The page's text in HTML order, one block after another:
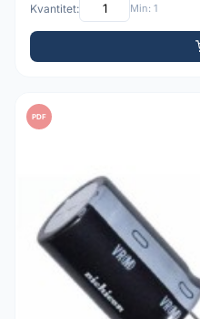
Kvantitet: Min: 1
PDF